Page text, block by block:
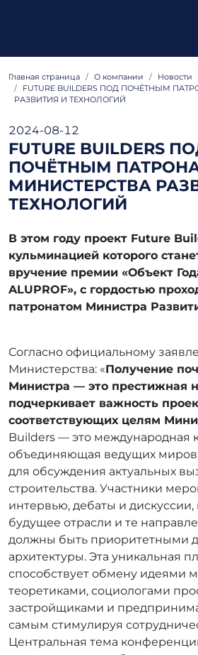
Главная страница О компании
Hовости
FUTURE BUILDERS ПОД ПОЧЁТНЫМ
РАЗВИТИЯ И ТЕХНОЛОГИЙ
2024-08-12
FUTURE BUILDERS
ПОЧЁТНЫМ
МИНИСТЕРСТВА
ТЕХНОЛОГИЙ
В этом году проект Future
кульминацией которого
вручение премии «Объект
ALUPROF», с гордостью
патронатом Министра
Согласно официальному
Министерства: «Получение
Министра — это престижная
подчеркивает важность
соответствующих целям
Builders — это международная
объединяющая ведущих
для обсуждения актуальных
строительства. Участники
интервью, дебаты и дискуссии,
будущее отрасли и те
должны быть приоритетными
архитектуры. Эта уникальная
способствует обмену идеями
теоретиками, социологами
застройщиками и
самым стимулируя
Центральная тема